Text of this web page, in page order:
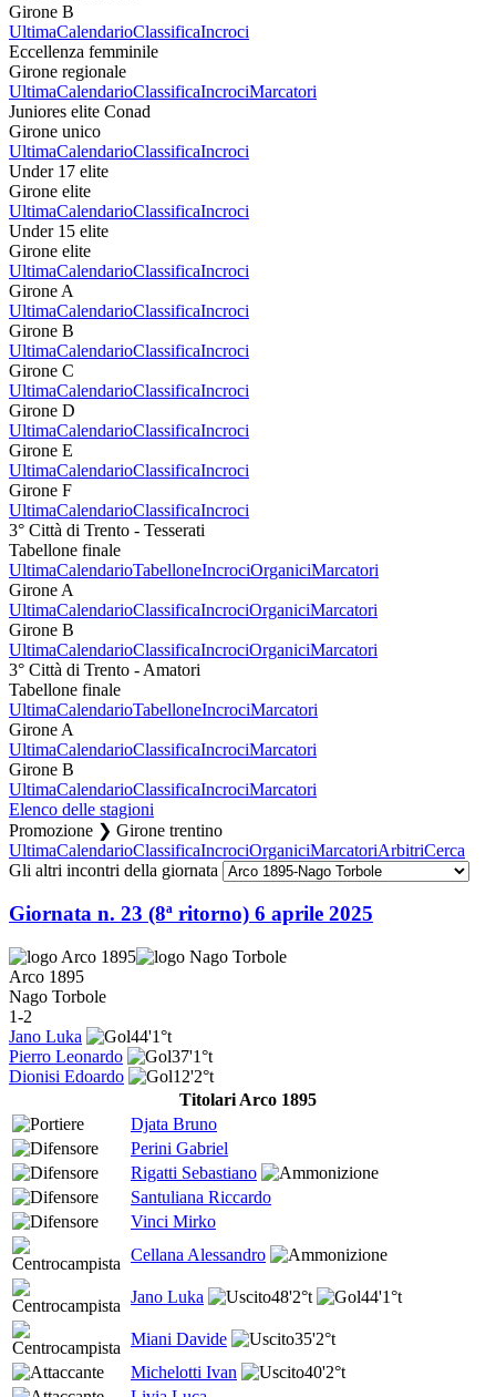
Girone B
UltimaCalendarioClassificaIncroci
Eccellenza femminile
Girone regionale
UltimaCalendarioClassificaIncrociMarcatori
Juniores elite Conad
Girone unico
UltimaCalendarioClassificaIncroci
Under 17 elite
Girone elite
UltimaCalendarioClassificaIncroci
Under 15 elite
Girone elite
UltimaCalendarioClassificaIncroci
Girone A
UltimaCalendarioClassificaIncroci
Girone B
UltimaCalendarioClassificaIncroci
Girone C
UltimaCalendarioClassificaIncroci
Girone D
UltimaCalendarioClassificaIncroci
Girone E
UltimaCalendarioClassificaIncroci
Girone F
UltimaCalendarioClassificaIncroci
3° Città di Trento - Tesserati
Tabellone finale
UltimaCalendarioTabelloneIncrociOrganiciMarcatori
Girone A
UltimaCalendarioClassificaIncrociOrganiciMarcatori
Girone B
UltimaCalendarioClassificaIncrociOrganiciMarcatori
3° Città di Trento - Amatori
Tabellone finale
UltimaCalendarioTabelloneIncrociMarcatori
Girone A
UltimaCalendarioClassificaIncrociMarcatori
Girone B
UltimaCalendarioClassificaIncrociMarcatori
Elenco delle stagioni
Promozione ❯ Girone trentino
UltimaCalendarioClassificaIncrociOrganiciMarcatoriArbitriCerca
Gli altri incontri della giornata
Giornata n. 23 (8ª ritorno) 6 aprile 2025
Arco 1895
Nago Torbole
1-2
Jano Luka
44'1°t
Pierro Leonardo
37'1°t
Dionisi Edoardo
12'2°t
Titolari Arco 1895
Djata Bruno
Perini Gabriel
Rigatti Sebastiano
Santuliana Riccardo
Vinci Mirko
Cellana Alessandro
Jano Luka 48'2°t 44'1°t
Miani Davide 35'2°t
Michelotti Ivan
40'2°t